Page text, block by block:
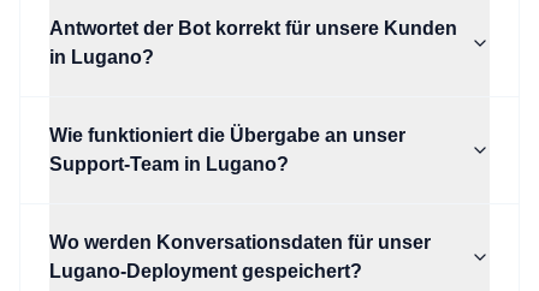
Antwortet der Bot korrekt für unsere Kunden
in Lugano?
Wie funktioniert die Übergabe an unser
Support-Team in Lugano?
Wo werden Konversationsdaten für unser
Lugano-Deployment gespeichert?